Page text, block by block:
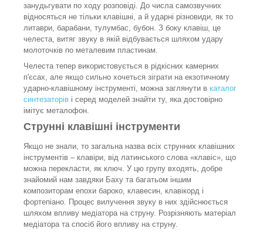
занудьгувати по ходу розповіді. До числа самозвучних
відносяться не тільки клавішні, а й ударні різновиди, як то
литаври, барабани, тулумбас, бубон. З боку клавіш, це
челеста, витяг звуку в якій відбувається шляхом удару
молоточків по металевим пластинам.
Челеста тепер використовується в рідкісних камерних
п'єсах, але якщо сильно хочеться зіграти на екзотичному
ударно-клавішному інструменті, можна заглянути в каталог
синтезаторів і серед моделей знайти ту, яка достовірно
імітує металофон.
Струнні клавішні інструменти
Якщо не знали, то загальна назва всіх струнних клавішних
інструментів – клавіри, від латинського слова «клавіс», що
можна перекласти, як ключ. У цю групу входять, добре
знайомий нам завдяки Баху та багатьом іншим
композиторам епохи бароко, клавесин, клавікорд і
фортепіано. Процес вилучення звуку в них здійснюється
шляхом впливу медіатора на струну. Розрізняють матеріал
медіатора та спосіб його впливу на струну.